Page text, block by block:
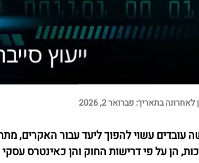
לאחרונה בתאריך: פברואר 2, 2026
עובדים עשוי להפוך ליעד עבור האקרים,
הן על פי דרישות החוק והן כאינטרס